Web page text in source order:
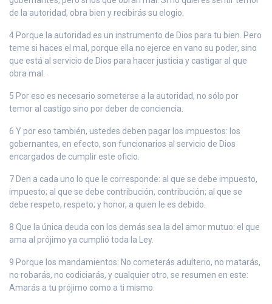
de la autoridad, obra bien y recibirás su elogio.
4 Porque la autoridad es un instrumento de Dios para tu bien. Pero
teme si haces el mal, porque ella no ejerce en vano su poder, sino
que está al servicio de Dios para hacer justicia y castigar al que
obra mal.
5 Por eso es necesario someterse a la autoridad, no sólo por
temor al castigo sino por deber de conciencia.
6 Y por eso también, ustedes deben pagar los impuestos: los
gobernantes, en efecto, son funcionarios al servicio de Dios
encargados de cumplir este oficio.
7 Den a cada uno lo que le corresponde: al que se debe impuesto,
impuesto; al que se debe contribución, contribución; al que se
debe respeto, respeto; y honor, a quien le es debido.
8 Que la única deuda con los demás sea la del amor mutuo: el que
ama al prójimo ya cumplió toda la Ley.
9 Porque los mandamientos: No cometerás adulterio, no matarás,
no robarás, no codiciarás, y cualquier otro, se resumen en este:
Amarás a tu prójimo como a ti mismo.